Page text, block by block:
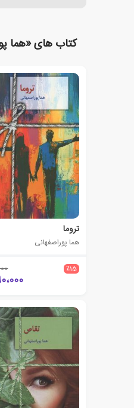
کتاب های «هما
تروما
هما پوراصفهانی
٪15